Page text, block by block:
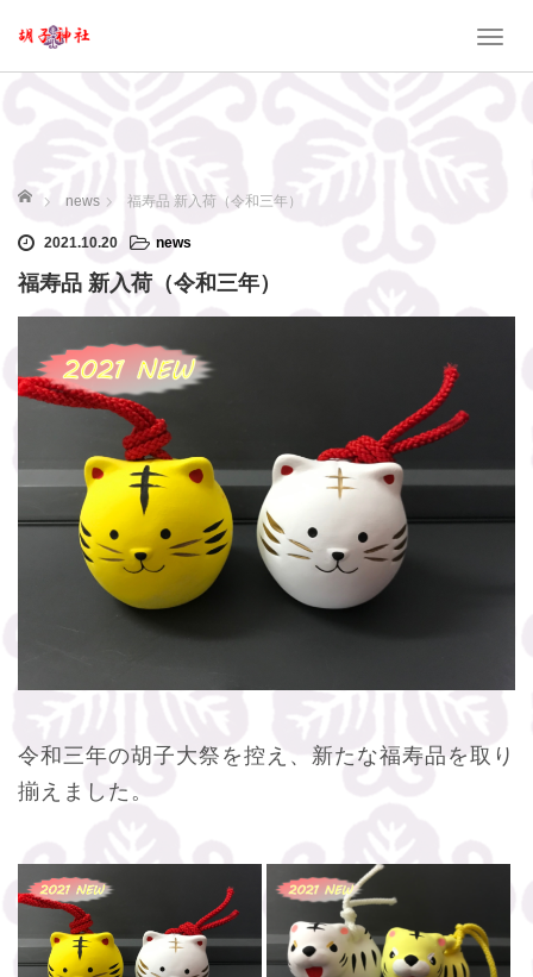
T
o
n
ホーム news 福寿品 新入荷（令和三年）
2021.10.20 news
福寿品 新入荷（令和三年）
令和三年の胡子大祭を控え、新たな福寿品を取り
揃えました。